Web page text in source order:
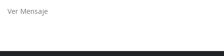
Ver Mensaje